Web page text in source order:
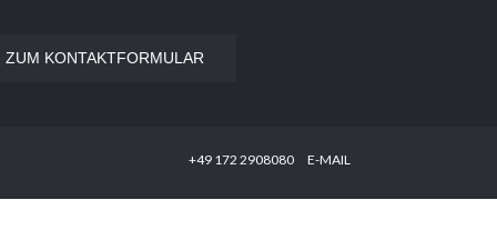
ZUM KONTAKTFORMULAR
‭+49 172 2908080‬ E-MAIL